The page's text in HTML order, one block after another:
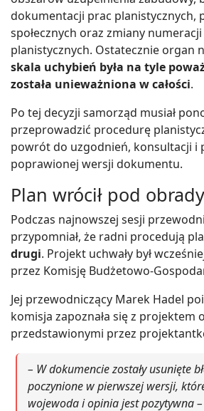
dokumentacji prac planistycznych,
społecznych oraz zmiany
planistycznych. Ostatecznie organ
skala uchybień była na tyle
została unieważniona w całości.
Po tej decyzji samorząd musiał
przeprowadzić procedurę
powrót do uzgodnień, konsultacji i
poprawionej wersji dokumentu.
Plan wrócił pod
Podczas najnowszej sesji
przypomniał, że radni procedują
drugi. Projekt uchwały był
przez Komisję Budżetowo-
Jej przewodniczący Marek Hadel
komisja zapoznała się z projektem
przedstawionymi przez
– W dokumencie zostały usunięte
poczynione w pierwszej wersji,
wojewoda i opinia jest pozytywna